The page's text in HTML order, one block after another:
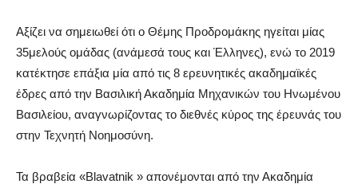
Αξίζει να σημειωθεί ότι ο Θέμης Προδρομάκης ηγείται μίας
35μελούς ομάδας (ανάμεσά τους και Έλληνες), ενώ το 2019
κατέκτησε επάξια μία από τις 8 ερευνητικές ακαδημαϊκές
έδρες από την Βασιλική Ακαδημία Μηχανικών του Ηνωμένου
Βασιλείου, αναγνωρίζοντας το διεθνές κύρος της έρευνάς του
στην Τεχνητή Νοημοσύνη.
Τα βραβεία «Blavatnik » απονέμονται από την Ακαδημία